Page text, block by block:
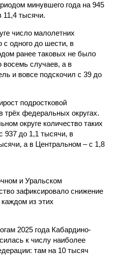
минувшего года на 945
11,4 тысячи.
число малолетних
с одного до шести, в
ранее таковых не было
восемь случаев, а в
и вовсе подскочил с 39 до
подростковой
трёх федеральных округах.
округе количество таких
937 до 1,1 тысячи, в
а в Центральном – с 1,8
и Уральском
зафиксировало снижение
из этих
2025 года Кабардино-
к числу наиболее
там на 10 тысяч